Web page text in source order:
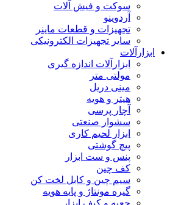
سوکت و فیش آلات
آردوینو
تجهیزات و قطعات ماینر
سایر تجهیزات الکترونیکی
ابزارآلات
ابزارآلات اندازه گیری
مولتی متر
مینی دریل
هیتر و هویه
آچار پرسی
سشوار صنعتی
ابزار لحیم کاری
پیچ گوشتی
پنس و ست ابزار
کف چین
سیم چین و کابل لخت کن
گیره مونتاژ و پایه هویه
جعبه و کیف ابزار